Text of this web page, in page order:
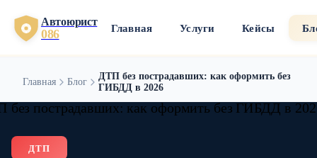
Автоюрист
086 Главная Услуги Кейсы
Главная Блог
ДТП без пострадавших: как оформить без
ГИБДД в 2026
ДТП